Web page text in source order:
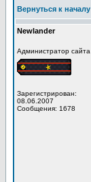
Вернуться к началу
Newlander
Администратор сайта
Зарегистрирован:
08.06.2007
Сообщения: 1678